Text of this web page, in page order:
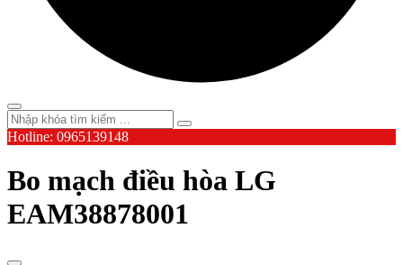
Hotline: 0965139148
Bo mạch điều hòa LG
EAM38878001